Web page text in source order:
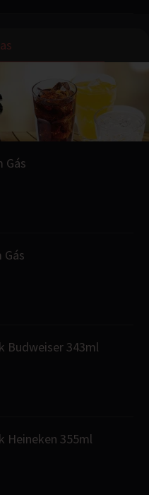
Gás
Gás
Budweiser 343ml
Heineken 355ml